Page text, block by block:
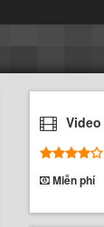
Video
Miễn phí